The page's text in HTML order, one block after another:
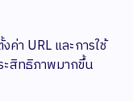
ค่า URL และการใช้
สิทธิภาพมากขึ้น​